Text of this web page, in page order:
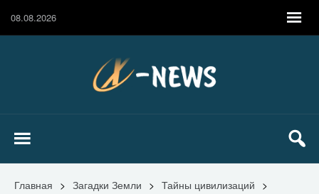
08.08.2026
Главная > Загадки Земли > Тайны цивилизаций >